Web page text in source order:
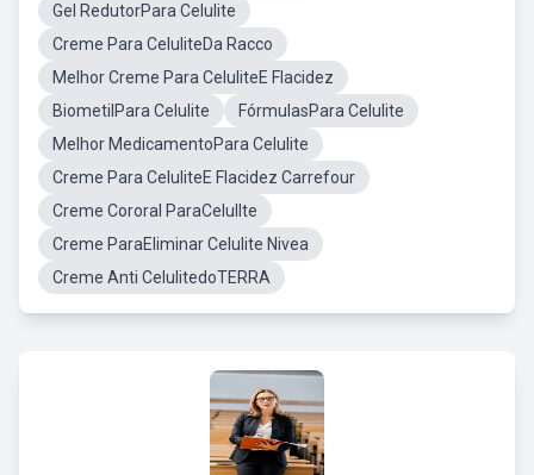
Gel RedutorPara Celulite
Creme Para CeluliteDa Racco
Melhor Creme Para CeluliteE Flacidez
BiometilPara Celulite
FórmulasPara Celulite
Melhor MedicamentoPara Celulite
Creme Para CeluliteE Flacidez Carrefour
Creme Cororal ParaCelullte
Creme ParaEliminar Celulite Nivea
Creme Anti CelulitedoTERRA